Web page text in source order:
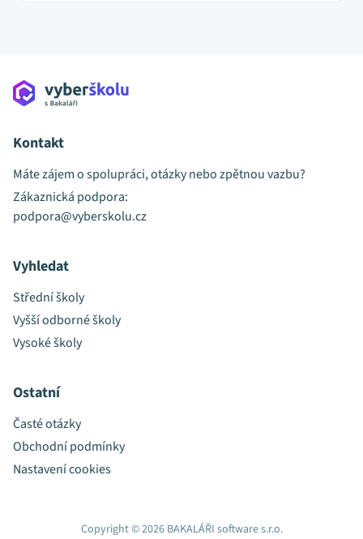
Kontakt
Máte zájem o spolupráci, otázky nebo zpětnou vazbu?
Zákaznická podpora:
podpora@vyberskolu.cz
Vyhledat
Střední školy
Vyšší odborné školy
Vysoké školy
Ostatní
Časté otázky
Obchodní podmínky
Nastavení cookies
Copyright © 2026 BAKALÁŘI software s.r.o.